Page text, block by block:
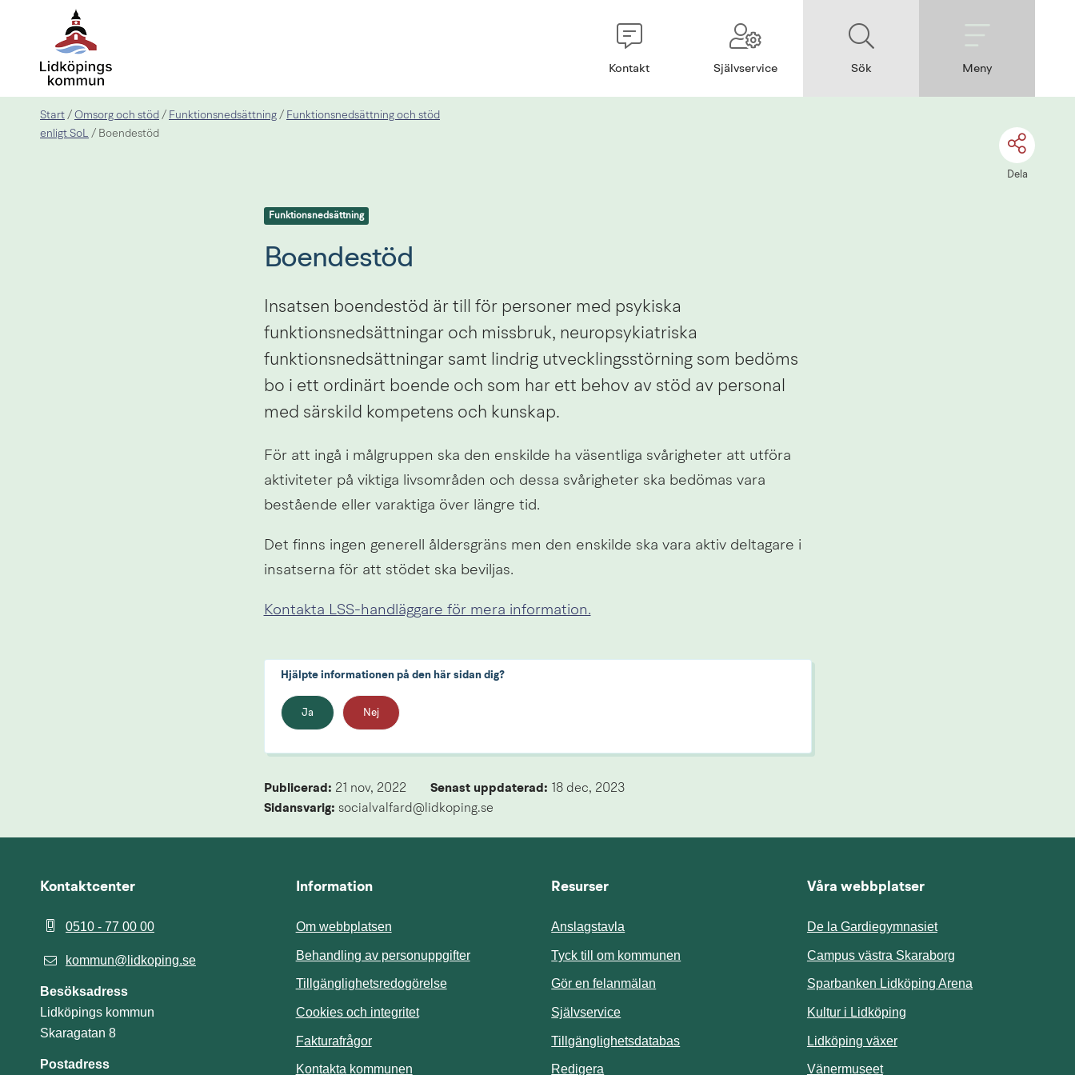
Kontakt Självservice Sök Meny
Start / Omsorg och stöd / Funktionsnedsättning / Funktionsnedsättning och stöd
enligt SoL
/ Boendestöd
Dela
Funktionsnedsättning
Boendestöd
Insatsen boendestöd är till för personer med psykiska
funktionsnedsättningar och missbruk, neuropsykiatriska
funktionsnedsättningar samt lindrig utvecklingsstörning som bedöms
bo i ett ordinärt boende och som har ett behov av stöd av personal
med särskild kompetens och kunskap.
För att ingå i målgruppen ska den enskilde ha väsentliga svårigheter att utföra
aktiviteter på viktiga livsområden och dessa svårigheter ska bedömas vara
bestående eller varaktiga över längre tid.
Det finns ingen generell åldersgräns men den enskilde ska vara aktiv deltagare i
insatserna för att stödet ska beviljas.
Kontakta LSS-handläggare för mera information.
Hjälpte informationen på den här sidan dig?
Ja Nej
Publicerad: 21 nov, 2022 Senast uppdaterad: 18 dec, 2023
Sidansvarig: socialvalfard@lidkoping.se
Kontaktcenter
0510 - 77 00 00
kommun@lidkoping.se
Besöksadress
Lidköpings kommun
Skaragatan 8
Postadress
Information
Om webbplatsen
Behandling av personuppgifter
Tillgänglighetsredogörelse
Cookies och integritet
Fakturafrågor
Kontakta kommunen
Resurser
Anslagstavla
Tyck till om kommunen Länk till annan webbplats.
Gör en felanmälan
SjälvserviceLänk till annan webbplats.
TillgänglighetsdatabasLänk till annan webbplats.
Redigera
Våra webbplatser
De la Gardiegymnasiet
Campus västra Skaraborg
Sparbanken Lidköping Arena
Kultur i Lidköping
Lidköping växer
Vänermuseet